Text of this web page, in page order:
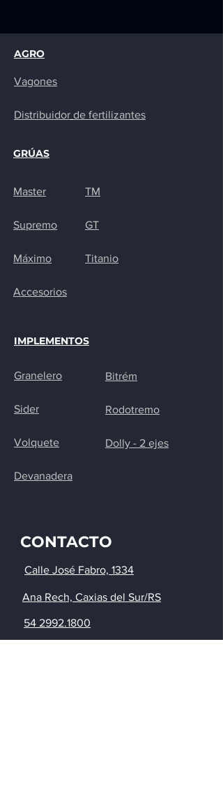
AGRO
Vagones
Distribuidor de fertilizantes
GRÚAS
Master
Supremo
Máximo
Accesorios
TM
GT
Titanio
IMPLEMENTOS
Granelero
Sider
Volquete
Devanadera
Bitrém
Rodotremo
Dolly - 2 ejes
CONTACTO
Calle José Fabro, 1334
Ana Rech, Caxias del Sur/RS
54 2992.1800